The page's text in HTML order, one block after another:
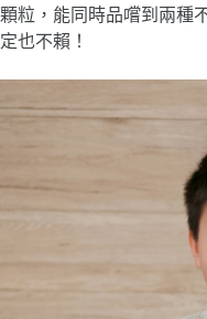
顆粒，能同時品嚐到兩種
定也不賴！